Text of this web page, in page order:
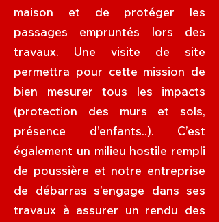
maison et de protéger les
passages empruntés lors des
travaux. Une visite de site
permettra pour cette mission de
bien mesurer tous les impacts
(protection des murs et sols,
présence d’enfants..). C’est
également un milieu hostile rempli
de poussière et notre entreprise
de débarras s’engage dans ses
travaux à assurer un rendu des